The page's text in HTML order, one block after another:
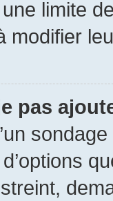
limite
modifier
pas